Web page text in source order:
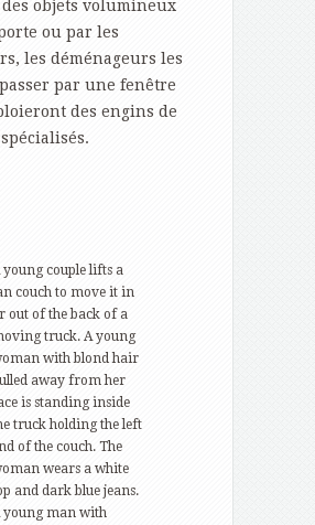
des objets volumineux
ou par les
les déménageurs les
par une fenêtre
des engins de
young couple lifts a
couch to move it in
out of the back of a
truck. A young
with blond hair
away from her
is standing inside
truck holding the left
of the couch. The
wears a white
and dark blue jeans.
young man with